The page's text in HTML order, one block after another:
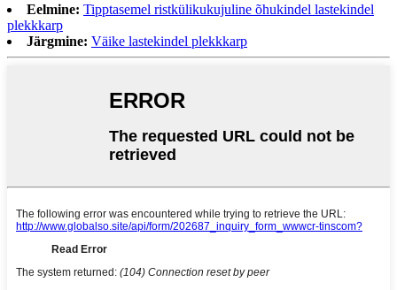
Eelmine: Tipptasemel ristkülikukujuline õhukindel lastekindel
plekkkarp
Järgmine: Väike lastekindel plekkkarp